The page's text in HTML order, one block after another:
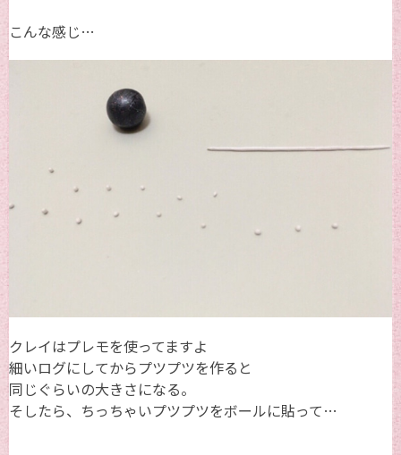
こんな感じ…
クレイはプレモを使ってますよ
細いログにしてからプツプツを作ると
同じぐらいの大きさになる。
そしたら、ちっちゃいプツプツをボールに貼って…